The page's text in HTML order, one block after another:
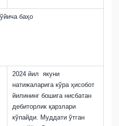
баҳо
2024 йил якуни
натижаларига кўра ҳисобот
йилининг бошига нисбатан
дебиторлик қарзлари
кўпайди. Муддати ўтган